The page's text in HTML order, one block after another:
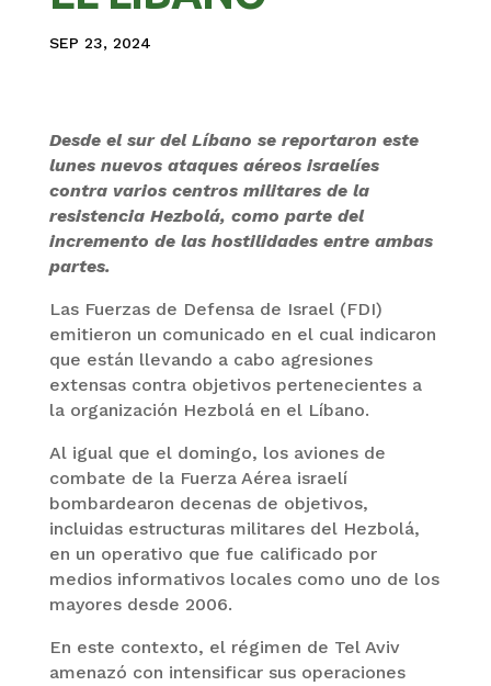
SEP 23, 2024
Desde el sur del Líbano se reportaron este
lunes nuevos ataques aéreos israelíes
contra varios centros militares de la
resistencia Hezbolá, como parte del
incremento de las hostilidades entre ambas
partes.
Las Fuerzas de Defensa de Israel (FDI)
emitieron un comunicado en el cual indicaron
que están llevando a cabo agresiones
extensas contra objetivos pertenecientes a
la organización Hezbolá en el Líbano.
Al igual que el domingo, los aviones de
combate de la Fuerza Aérea israelí
bombardearon decenas de objetivos,
incluidas estructuras militares del Hezbolá,
en un operativo que fue calificado por
medios informativos locales como uno de los
mayores desde 2006.
En este contexto, el régimen de Tel Aviv
amenazó con intensificar sus operaciones